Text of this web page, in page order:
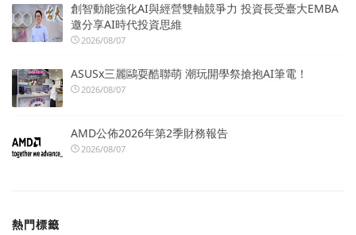
創智動能強化AI與經營雙軸競爭力 投資長受臺大EMBA
邀分享AI時代投資思維
2026/08/07
ASUSx三麗鷗耍酷聯萌 潮玩開學祭搶抱AI筆電！
2026/08/07
AMD公佈2026年第2季財務報告
2026/08/07
熱門標籤